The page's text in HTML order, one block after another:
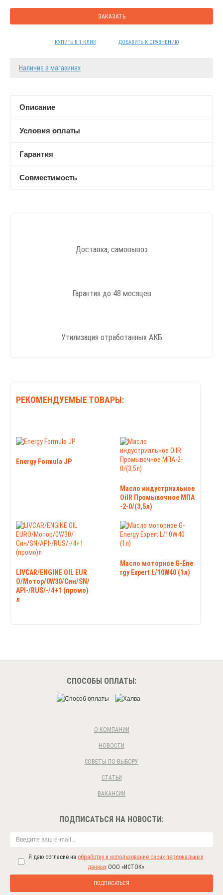
ЗАКАЗАТЬ
КУПИТЬ В 1 КЛИК ДОБАВИТЬ К СРАВНЕНИЮ
Наличие в магазинах
Описание
Условия оплаты
Гарантия
Совместимость
Доставка, самовывоз
Гарантия до 48 месяцев
Утилизация отработанных АКБ
РЕКОМЕНДУЕМЫЕ ТОВАРЫ:
Energy Formula JP
Масло индустриальное
OilR Промывочное МПА
-2-0/(3,5л)
LIVCAR/ENGINE OIL EUR
O/Мотор/0W30/Син/SN/
API-/RUS/-/4+1 (промо)
л
Масло моторное G-Ene
rgy Expert L/10W40 (1л)
СПОСОБЫ ОПЛАТЫ:
О КОМПАНИИ
НОВОСТИ
СОВЕТЫ ПО ВЫБОРУ
СТАТЬИ
ВАКАНСИИ
ПОДПИСАТЬСЯ НА НОВОСТИ:
Я даю согласие на обработку и использование своих персональных
данныхООО «ИСТОК»
ПОДПИСАТЬСЯ